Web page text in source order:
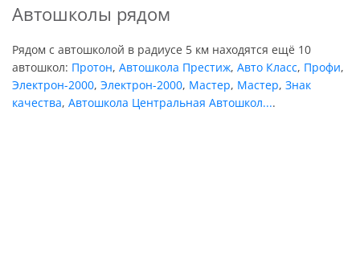
Автошколы рядом
Рядом с автошколой в радиусе 5 км находятся ещё 10
автошкол: Протон, Автошкола Престиж, Авто Класс, Профи,
Электрон-2000, Электрон-2000, Мастер, Мастер, Знак
качества, Автошкола Центральная Автошкол....